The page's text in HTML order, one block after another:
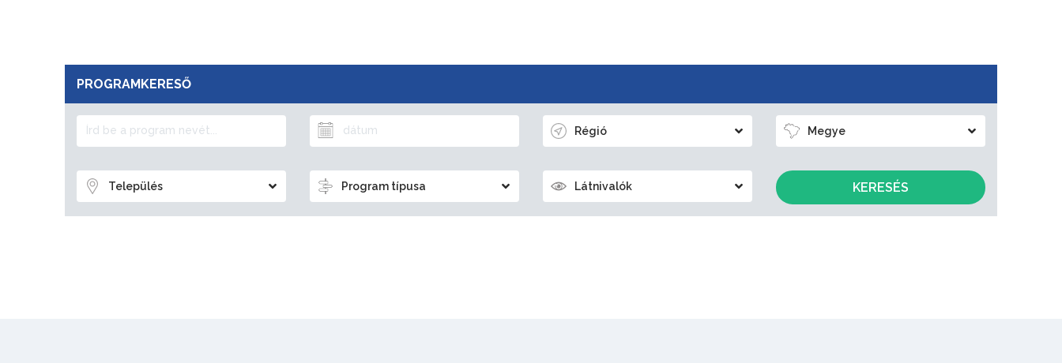
PROGRAMKERESŐ
Régió Megye
Település Program típusa Látnivalók KERESÉS